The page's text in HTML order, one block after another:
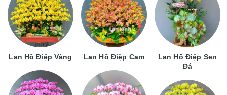
Lan Hồ Điệp Vàng Lan Hồ Điệp Cam
Lan Hồ Điệp Sen
Đá